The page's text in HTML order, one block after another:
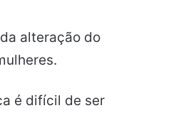
alteração do
é difícil de ser